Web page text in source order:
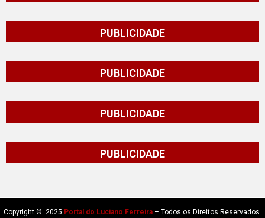
PUBLICIDADE
PUBLICIDADE
PUBLICIDADE
PUBLICIDADE
Copyright © 2025 Portal do Luciano Ferreira – Todos os Direitos Reservados.